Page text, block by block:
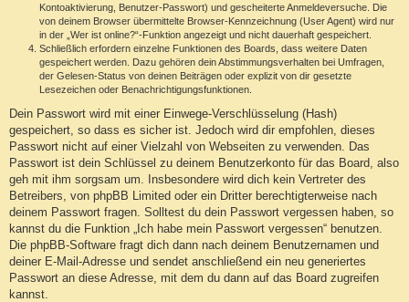
Kontoaktivierung, Benutzer-Passwort) und gescheiterte Anmeldeversuche. Die
von deinem Browser übermittelte Browser-Kennzeichnung (User Agent) wird nur
in der „Wer ist online?“-Funktion angezeigt und nicht dauerhaft gespeichert.
Schließlich erfordern einzelne Funktionen des Boards, dass weitere Daten
gespeichert werden. Dazu gehören dein Abstimmungsverhalten bei Umfragen,
der Gelesen-Status von deinen Beiträgen oder explizit von dir gesetzte
Lesezeichen oder Benachrichtigungsfunktionen.
Dein Passwort wird mit einer Einwege-Verschlüsselung (Hash)
gespeichert, so dass es sicher ist. Jedoch wird dir empfohlen, dieses
Passwort nicht auf einer Vielzahl von Webseiten zu verwenden. Das
Passwort ist dein Schlüssel zu deinem Benutzerkonto für das Board, also
geh mit ihm sorgsam um. Insbesondere wird dich kein Vertreter des
Betreibers, von phpBB Limited oder ein Dritter berechtigterweise nach
deinem Passwort fragen. Solltest du dein Passwort vergessen haben, so
kannst du die Funktion „Ich habe mein Passwort vergessen“ benutzen.
Die phpBB-Software fragt dich dann nach deinem Benutzernamen und
deiner E-Mail-Adresse und sendet anschließend ein neu generiertes
Passwort an diese Adresse, mit dem du dann auf das Board zugreifen
kannst.